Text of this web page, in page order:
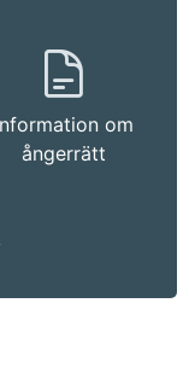
om
ångerrätt